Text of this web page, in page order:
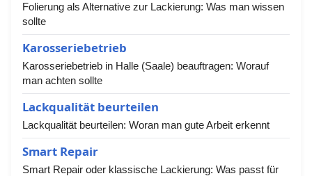
Folierung als Alternative zur Lackierung: Was man wissen
sollte
Karosseriebetrieb
Karosseriebetrieb in Halle (Saale) beauftragen: Worauf
man achten sollte
Lackqualität beurteilen
Lackqualität beurteilen: Woran man gute Arbeit erkennt
Smart Repair
Smart Repair oder klassische Lackierung: Was passt für